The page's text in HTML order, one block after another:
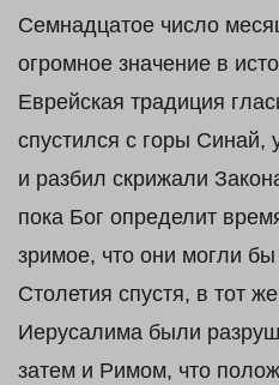
Семнадцатое число
огромное значение в
Еврейская традиция
спустился с горы Синай,
и разбил скрижали
пока Бог определит
зримое, что они могли бы
Столетия спустя, в тот
Иерусалима были
затем и Римом, что